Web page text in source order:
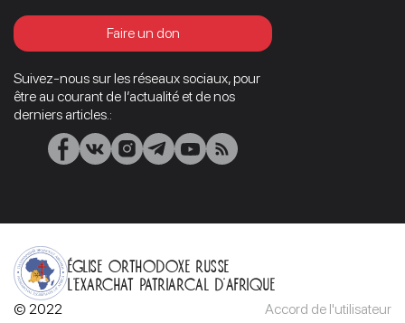
Faire un don
Suivez-nous sur les réseaux sociaux, pour
être au courant de l’actualité et de nos
derniers articles.:
Église orthodoxe russe
L’Exarchat patriarcal d’Afrique
© 2022 Accord de l'utilisateur